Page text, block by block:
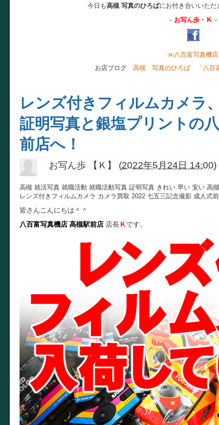
今日も高槻 写真のひろばにお付き合いいただ
－ お写ん歩・ Ｋ －
㈱八百富写真機店
お店ブログ 高槻 写真のひろば 「八百
レンズ付きフィルムカメラ
証明写真と銀塩プリントの
前店へ！
お写ん歩 【Ｋ】 (2022年5月24日 14:00)
高槻 就活写真 就職活動 就職活動写真 証明写真 きれい 早い 安い 高
レンズ付きフィルムカメラ カメラ買取 2022 七五三記念撮影 成人式
皆さんこんにちは＾＾
八百富写真機店 高槻駅前店 店長Ｋ です。